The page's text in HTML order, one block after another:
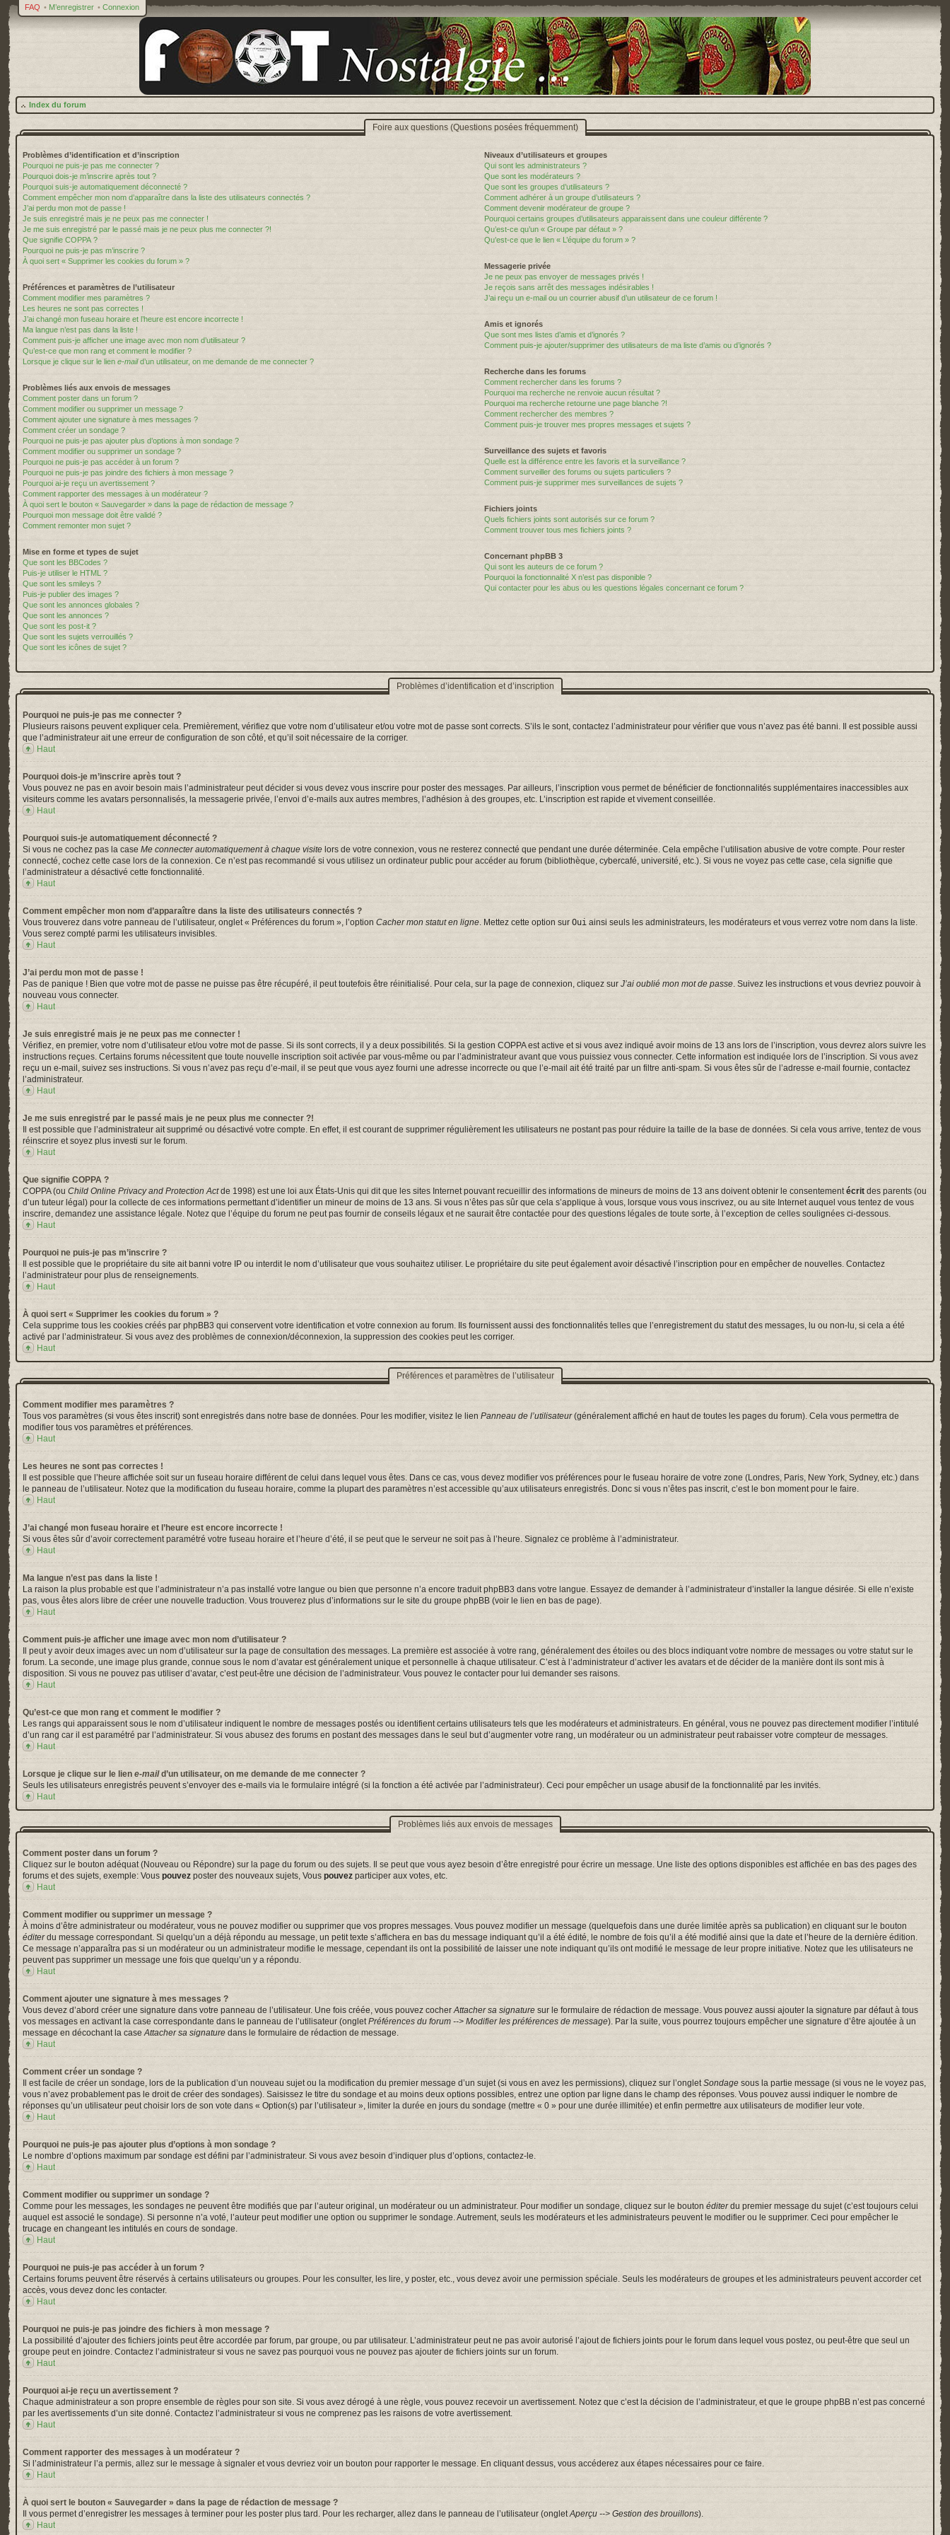
FAQ • M’enregistrer • Connexion
Index du forum
Foire aux questions (Questions posées fréquemment)
Problèmes d’identification et d’inscription
Pourquoi ne puis-je pas me connecter ?
Pourquoi dois-je m’inscrire après tout ?
Pourquoi suis-je automatiquement déconnecté ?
Comment empêcher mon nom d’apparaître dans la liste des utilisateurs connectés ?
J’ai perdu mon mot de passe !
Je suis enregistré mais je ne peux pas me connecter !
Je me suis enregistré par le passé mais je ne peux plus me connecter ?!
Que signifie COPPA ?
Pourquoi ne puis-je pas m’inscrire ?
À quoi sert « Supprimer les cookies du forum » ?
Préférences et paramètres de l’utilisateur
Comment modifier mes paramètres ?
Les heures ne sont pas correctes !
J’ai changé mon fuseau horaire et l’heure est encore incorrecte !
Ma langue n’est pas dans la liste !
Comment puis-je afficher une image avec mon nom d’utilisateur ?
Qu’est-ce que mon rang et comment le modifier ?
Lorsque je clique sur le lien e-maild’un utilisateur, on me demande de me connecter ?
Problèmes liés aux envois de messages
Comment poster dans un forum ?
Comment modifier ou supprimer un message ?
Comment ajouter une signature à mes messages ?
Comment créer un sondage ?
Pourquoi ne puis-je pas ajouter plus d’options à mon sondage ?
Comment modifier ou supprimer un sondage ?
Pourquoi ne puis-je pas accéder à un forum ?
Pourquoi ne puis-je pas joindre des fichiers à mon message ?
Pourquoi ai-je reçu un avertissement ?
Comment rapporter des messages à un modérateur ?
À quoi sert le bouton « Sauvegarder » dans la page de rédaction de message ?
Pourquoi mon message doit être validé ?
Comment remonter mon sujet ?
Mise en forme et types de sujet
Que sont les BBCodes ?
Puis-je utiliser le HTML ?
Que sont les smileys ?
Puis-je publier des images ?
Que sont les annonces globales ?
Que sont les annonces ?
Que sont les post-it ?
Que sont les sujets verrouillés ?
Que sont les icônes de sujet ?
Niveaux d’utilisateurs et groupes
Qui sont les administrateurs ?
Que sont les modérateurs ?
Que sont les groupes d’utilisateurs ?
Comment adhérer à un groupe d’utilisateurs ?
Comment devenir modérateur de groupe ?
Pourquoi certains groupes d’utilisateurs apparaissent dans une couleur différente ?
Qu’est-ce qu’un « Groupe par défaut » ?
Qu’est-ce que le lien « L’équipe du forum » ?
Messagerie privée
Je ne peux pas envoyer de messages privés !
Je reçois sans arrêt des messages indésirables !
J’ai reçu un e-mail ou un courrier abusif d’un utilisateur de ce forum !
Amis et ignorés
Que sont mes listes d’amis et d’ignorés ?
Comment puis-je ajouter/supprimer des utilisateurs de ma liste d’amis ou d’ignorés ?
Recherche dans les forums
Comment rechercher dans les forums ?
Pourquoi ma recherche ne renvoie aucun résultat ?
Pourquoi ma recherche retourne une page blanche ?!
Comment rechercher des membres ?
Comment puis-je trouver mes propres messages et sujets ?
Surveillance des sujets et favoris
Quelle est la différence entre les favoris et la surveillance ?
Comment surveiller des forums ou sujets particuliers ?
Comment puis-je supprimer mes surveillances de sujets ?
Fichiers joints
Quels fichiers joints sont autorisés sur ce forum ?
Comment trouver tous mes fichiers joints ?
Concernant phpBB 3
Qui sont les auteurs de ce forum ?
Pourquoi la fonctionnalité X n’est pas disponible ?
Qui contacter pour les abus ou les questions légales concernant ce forum ?
Problèmes d’identification et d’inscription
Pourquoi ne puis-je pas me connecter ?
Plusieurs raisons peuvent expliquer cela. Premièrement, vérifiez que votre nom d’utilisateur et/ou votre mot de passe sont corrects. S’ils le sont, contactez l’administrateur pour vérifier que vous n’avez pas été banni. Il est possible aussi
que l’administrateur ait une erreur de configuration de son côté, et qu’il soit nécessaire de la corriger.
Haut
Pourquoi dois-je m’inscrire après tout ?
Vous pouvez ne pas en avoir besoin mais l’administrateur peut décider si vous devez vous inscrire pour poster des messages. Par ailleurs, l’inscription vous permet de bénéficier de fonctionnalités supplémentaires inaccessibles aux
visiteurs comme les avatars personnalisés, la messagerie privée, l’envoi d’e-mails aux autres membres, l’adhésion à des groupes, etc. L’inscription est rapide et vivement conseillée.
Haut
Pourquoi suis-je automatiquement déconnecté ?
Si vous ne cochez pas la case Me connecter automatiquement à chaque visite lors de votre connexion, vous ne resterez connecté que pendant une durée déterminée. Cela empêche l’utilisation abusive de votre compte. Pour rester
connecté, cochez cette case lors de la connexion. Ce n’est pas recommandé si vous utilisez un ordinateur public pour accéder au forum (bibliothèque, cybercafé, université, etc.). Si vous ne voyez pas cette case, cela signifie que
l’administrateur a désactivé cette fonctionnalité.
Haut
Comment empêcher mon nom d’apparaître dans la liste des utilisateurs connectés ?
Vous trouverez dans votre panneau de l’utilisateur, onglet « Préférences du forum », l’option Cacher mon statut en ligne. Mettez cette option sur Oui ainsi seuls les administrateurs, les modérateurs et vous verrez votre nom dans la liste.
Vous serez compté parmi les utilisateurs invisibles.
Haut
J’ai perdu mon mot de passe !
Pas de panique ! Bien que votre mot de passe ne puisse pas être récupéré, il peut toutefois être réinitialisé. Pour cela, sur la page de connexion, cliquez sur J’ai oublié mon mot de passe. Suivez les instructions et vous devriez pouvoir à
nouveau vous connecter.
Haut
Je suis enregistré mais je ne peux pas me connecter !
Vérifiez, en premier, votre nom d’utilisateur et/ou votre mot de passe. Si ils sont corrects, il y a deux possibilités. Si la gestion COPPA est active et si vous avez indiqué avoir moins de 13 ans lors de l’inscription, vous devrez alors suivre les
instructions reçues. Certains forums nécessitent que toute nouvelle inscription soit activée par vous-même ou par l’administrateur avant que vous puissiez vous connecter. Cette information est indiquée lors de l’inscription. Si vous avez
reçu un e-mail, suivez ses instructions. Si vous n’avez pas reçu d’e-mail, il se peut que vous ayez fourni une adresse incorrecte ou que l’e-mail ait été traité par un filtre anti-spam. Si vous êtes sûr de l’adresse e-mail fournie, contactez
l’administrateur.
Haut
Je me suis enregistré par le passé mais je ne peux plus me connecter ?!
Il est possible que l’administrateur ait supprimé ou désactivé votre compte. En effet, il est courant de supprimer régulièrement les utilisateurs ne postant pas pour réduire la taille de la base de données. Si cela vous arrive, tentez de vous
réinscrire et soyez plus investi sur le forum.
Haut
Que signifie COPPA ?
COPPA (ou Child Online Privacy and Protection Actde 1998) est une loi aux États-Unis qui dit que les sites Internet pouvant recueillir des informations de mineurs de moins de 13 ans doivent obtenir le consentementécrit des parents (ou
d’un tuteur légal) pour la collecte de ces informations permettant d’identifier un mineur de moins de 13 ans. Si vous n’êtes pas sûr que cela s’applique à vous, lorsque vous vous inscrivez, ou au site Internet auquel vous tentez de vous
inscrire, demandez une assistance légale. Notez que l’équipe du forum ne peut pas fournir de conseils légaux et ne saurait être contactée pour des questions légales de toute sorte, à l’exception de celles soulignées ci-dessous.
Haut
Pourquoi ne puis-je pas m’inscrire ?
Il est possible que le propriétaire du site ait banni votre IP ou interdit le nom d’utilisateur que vous souhaitez utiliser. Le propriétaire du site peut également avoir désactivé l’inscription pour en empêcher de nouvelles. Contactez
l’administrateur pour plus de renseignements.
Haut
À quoi sert « Supprimer les cookies du forum » ?
Cela supprime tous les cookies créés par phpBB3 qui conservent votre identification et votre connexion au forum. Ils fournissent aussi des fonctionnalités telles que l’enregistrement du statut des messages, lu ou non-lu, si cela a été
activé par l’administrateur. Si vous avez des problèmes de connexion/déconnexion, la suppression des cookies peut les corriger.
Haut
Préférences et paramètres de l’utilisateur
Comment modifier mes paramètres ?
Tous vos paramètres (si vous êtes inscrit) sont enregistrés dans notre base de données. Pour les modifier, visitez le lien Panneau de l’utilisateur(généralement affiché en haut de toutes les pages du forum). Cela vous permettra de
modifier tous vos paramètres et préférences.
Haut
Les heures ne sont pas correctes !
Il est possible que l’heure affichée soit sur un fuseau horaire différent de celui dans lequel vous êtes. Dans ce cas, vous devez modifier vos préférences pour le fuseau horaire de votre zone (Londres, Paris, New York, Sydney, etc.) dans
le panneau de l’utilisateur. Notez que la modification du fuseau horaire, comme la plupart des paramètres n’est accessible qu’aux utilisateurs enregistrés. Donc si vous n’êtes pas inscrit, c’est le bon moment pour le faire.
Haut
J’ai changé mon fuseau horaire et l’heure est encore incorrecte !
Si vous êtes sûr d’avoir correctement paramétré votre fuseau horaire et l’heure d’été, il se peut que le serveur ne soit pas à l’heure. Signalez ce problème à l’administrateur.
Haut
Ma langue n’est pas dans la liste !
La raison la plus probable est que l’administrateur n’a pas installé votre langue ou bien que personne n’a encore traduit phpBB3 dans votre langue. Essayez de demander à l’administrateur d’installer la langue désirée. Si elle n’existe
pas, vous êtes alors libre de créer une nouvelle traduction. Vous trouverez plus d’informations sur le site du groupe phpBB (voir le lien en bas de page).
Haut
Comment puis-je afficher une image avec mon nom d’utilisateur ?
Il peut y avoir deux images avec un nom d’utilisateur sur la page de consultation des messages. La première est associée à votre rang, généralement des étoiles ou des blocs indiquant votre nombre de messages ou votre statut sur le
forum. La seconde, une image plus grande, connue sous le nom d’avatar est généralement unique et personnelle à chaque utilisateur. C’est à l’administrateur d’activer les avatars et de décider de la manière dont ils sont mis à
disposition. Si vous ne pouvez pas utiliser d’avatar, c’est peut-être une décision de l’administrateur. Vous pouvez le contacter pour lui demander ses raisons.
Haut
Qu’est-ce que mon rang et comment le modifier ?
Les rangs qui apparaissent sous le nom d’utilisateur indiquent le nombre de messages postés ou identifient certains utilisateurs tels que les modérateurs et administrateurs. En général, vous ne pouvez pas directement modifier l’intitulé
d’un rang car il est paramétré par l’administrateur. Si vous abusez des forums en postant des messages dans le seul but d’augmenter votre rang, un modérateur ou un administrateur peut rabaisser votre compteur de messages.
Haut
Lorsque je clique sur le lien e-maild’un utilisateur, on me demande de me connecter ?
Seuls les utilisateurs enregistrés peuvent s’envoyer des e-mails via le formulaire intégré (si la fonction a été activée par l’administrateur). Ceci pour empêcher un usage abusif de la fonctionnalité par les invités.
Haut
Problèmes liés aux envois de messages
Comment poster dans un forum ?
Cliquez sur le bouton adéquat (Nouveau ou Répondre) sur la page du forum ou des sujets. Il se peut que vous ayez besoin d’être enregistré pour écrire un message. Une liste des options disponibles est affichée en bas des pages des
forums et des sujets, exemple: Vous pouvez poster des nouveaux sujets, Vous pouvez participer aux votes, etc.
Haut
Comment modifier ou supprimer un message ?
À moins d’être administrateur ou modérateur, vous ne pouvez modifier ou supprimer que vos propres messages. Vous pouvez modifier un message (quelquefois dans une durée limitée après sa publication) en cliquant sur le bouton
éditerdu message correspondant. Si quelqu’un a déjà répondu au message, un petit texte s’affichera en bas du message indiquant qu’il a été édité, le nombre de fois qu’il a été modifié ainsi que la date et l’heure de la dernière édition.
Ce message n’apparaîtra pas si un modérateur ou un administrateur modifie le message, cependant ils ont la possibilité de laisser une note indiquant qu’ils ont modifié le message de leur propre initiative. Notez que les utilisateurs ne
peuvent pas supprimer un message une fois que quelqu’un y a répondu.
Haut
Comment ajouter une signature à mes messages ?
Vous devez d’abord créer une signature dans votre panneau de l’utilisateur. Une fois créée, vous pouvez cocherAttacher sa signature sur le formulaire de rédaction de message. Vous pouvez aussi ajouter la signature par défaut à tous
vos messages en activant la case correspondante dans le panneau de l’utilisateur (ongletPréférences du forum --> Modifier les préférences de message). Par la suite, vous pourrez toujours empêcher une signature d’être ajoutée à un
message en décochant la caseAttacher sa signature dans le formulaire de rédaction de message.
Haut
Comment créer un sondage ?
Il est facile de créer un sondage, lors de la publication d’un nouveau sujet ou la modification du premier message d’un sujet (si vous en avez les permissions), cliquez sur l’ongletSondage sous la partie message (si vous ne le voyez pas,
vous n’avez probablement pas le droit de créer des sondages). Saisissez le titre du sondage et au moins deux options possibles, entrez une option par ligne dans le champ des réponses. Vous pouvez aussi indiquer le nombre de
réponses qu’un utilisateur peut choisir lors de son vote dans « Option(s) par l’utilisateur », limiter la durée en jours du sondage (mettre « 0 » pour une durée illimitée) et enfin permettre aux utilisateurs de modifier leur vote.
Haut
Pourquoi ne puis-je pas ajouter plus d’options à mon sondage ?
Le nombre d’options maximum par sondage est défini par l’administrateur. Si vous avez besoin d’indiquer plus d’options, contactez-le.
Haut
Comment modifier ou supprimer un sondage ?
Comme pour les messages, les sondages ne peuvent être modifiés que par l’auteur original, un modérateur ou un administrateur. Pour modifier un sondage, cliquez sur le bouton éditerdu premier message du sujet (c’est toujours celui
auquel est associé le sondage). Si personne n’a voté, l’auteur peut modifier une option ou supprimer le sondage. Autrement, seuls les modérateurs et les administrateurs peuvent le modifier ou le supprimer. Ceci pour empêcher le
trucage en changeant les intitulés en cours de sondage.
Haut
Pourquoi ne puis-je pas accéder à un forum ?
Certains forums peuvent être réservés à certains utilisateurs ou groupes. Pour les consulter, les lire, y poster, etc., vous devez avoir une permission spéciale. Seuls les modérateurs de groupes et les administrateurs peuvent accorder cet
accès, vous devez donc les contacter.
Haut
Pourquoi ne puis-je pas joindre des fichiers à mon message ?
La possibilité d’ajouter des fichiers joints peut être accordée par forum, par groupe, ou par utilisateur. L’administrateur peut ne pas avoir autorisé l’ajout de fichiers joints pour le forum dans lequel vous postez, ou peut-être que seul un
groupe peut en joindre. Contactez l’administrateur si vous ne savez pas pourquoi vous ne pouvez pas ajouter de fichiers joints sur un forum.
Haut
Pourquoi ai-je reçu un avertissement ?
Chaque administrateur a son propre ensemble de règles pour son site. Si vous avez dérogé à une règle, vous pouvez recevoir un avertissement. Notez que c’est la décision de l’administrateur, et que le groupe phpBB n’est pas concerné
par les avertissements d’un site donné. Contactez l’administrateur si vous ne comprenez pas les raisons de votre avertissement.
Haut
Comment rapporter des messages à un modérateur ?
Si l’administrateur l’a permis, allez sur le message à signaler et vous devriez voir un bouton pour rapporter le message. En cliquant dessus, vous accéderez aux étapes nécessaires pour ce faire.
Haut
À quoi sert le bouton « Sauvegarder » dans la page de rédaction de message ?
Il vous permet d’enregistrer les messages à terminer pour les poster plus tard. Pour les recharger, allez dans le panneau de l’utilisateur (ongletAperçu --> Gestion des brouillons).
Haut